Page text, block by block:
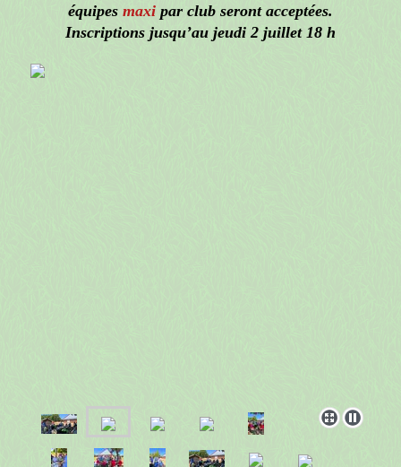
équipes maxi par club seront acceptées.
Inscriptions jusqu’au jeudi 2 juillet 18 h